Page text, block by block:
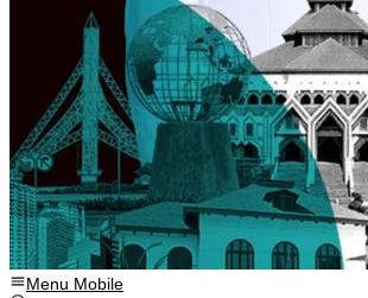
Menu Mobile